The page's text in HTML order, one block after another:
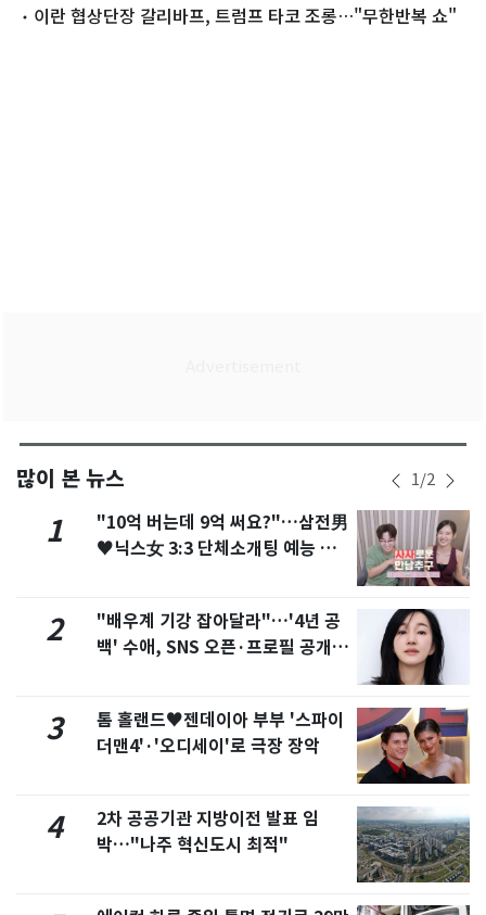
이란 협상단장 갈리바프, 트럼프 타코 조롱…"무한반복 쇼"
많이 본 뉴스 1/2
1
"10억 버는데 9억 써요?"…삼전男
♥닉스女 3:3 단체소개팅 예능 화
2
"배우계 기강 잡아달라"…'4년 공
백' 수애, SNS 오픈·프로필 공개
3
톰 홀랜드♥젠데이아 부부 '스파이
더맨4'·'오디세이'로 극장 장악
4
2차 공공기관 지방이전 발표 임
박…"나주 혁신도시 최적"